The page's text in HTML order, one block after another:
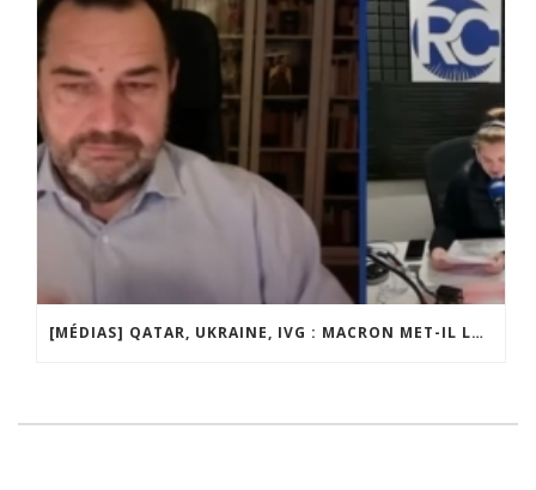
[MÉDIAS] QATAR, UKRAINE, IVG : MACRON MET-IL LA FRANCE EN DANGER ? JF POISSON INVITÉ DE LIGNE DROITE SUR RADIO COURTOISIE